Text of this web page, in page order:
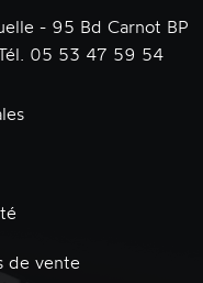
- 95 Bd Carnot BP
05 53 47 59 54
de vente